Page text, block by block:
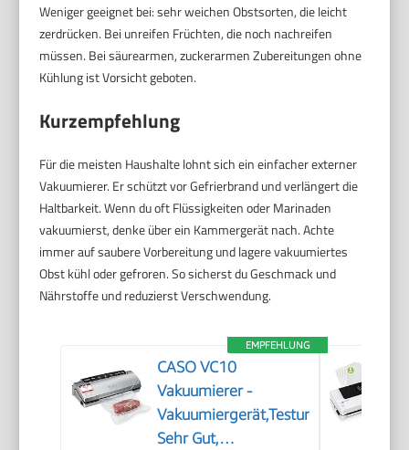
Weniger geeignet bei: sehr weichen Obstsorten, die leicht
zerdrücken. Bei unreifen Früchten, die noch nachreifen
müssen. Bei säurearmen, zuckerarmen Zubereitungen ohne
Kühlung ist Vorsicht geboten.
Kurzempfehlung
Für die meisten Haushalte lohnt sich ein einfacher externer
Vakuumierer. Er schützt vor Gefrierbrand und verlängert die
Haltbarkeit. Wenn du oft Flüssigkeiten oder Marinaden
vakuumierst, denke über ein Kammergerät nach. Achte
immer auf saubere Vorbereitung und lagere vakuumiertes
Obst kühl oder gefroren. So sicherst du Geschmack und
Nährstoffe und reduzierst Verschwendung.
EMPFEHLUNG
CASO VC10
Vakuumierer -
Vakuumiergerät,Testurteil
Sehr Gut,